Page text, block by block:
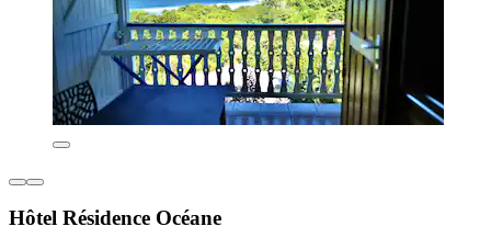
Hôtel Résidence Océane